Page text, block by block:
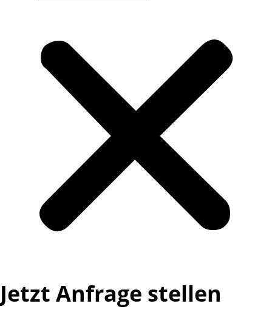
Jetzt Anfrage stellen